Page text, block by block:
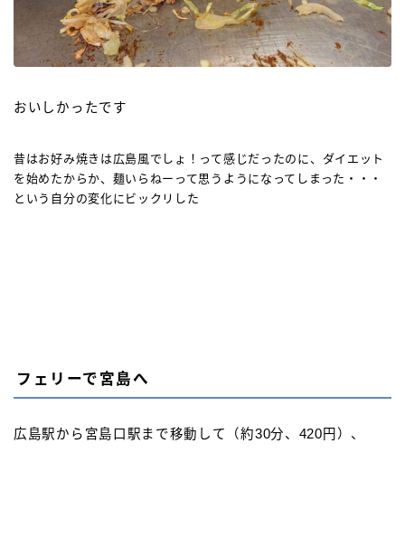
おいしかったです
昔はお好み焼きは広島風でしょ！って感じだったのに、ダイエット
を始めたからか、麺いらねーって思うようになってしまった・・・
という自分の変化にビックリした
フェリーで宮島へ
広島駅から宮島口駅まで移動して（約30分、420円）、